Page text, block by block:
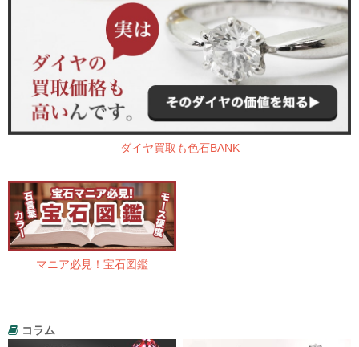
ダイヤ買取も色石BANK
マニア必見！宝石図鑑
コラム